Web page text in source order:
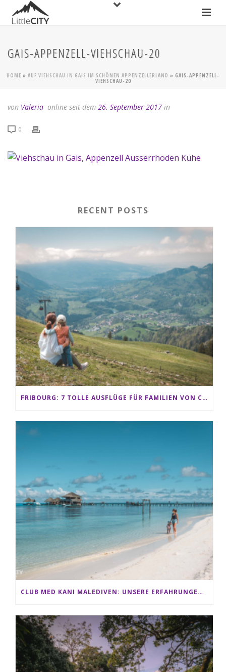
GAIS-APPENZELL-VIEHSCHAU-20
HOME » AUF VIEHSCHAU IN GAIS IM SCHÖNEN APPENZELLERLAND » GAIS-APPENZELL-
VIEHSCHAU-20
von Valeria online seit dem 26. September 2017 in
0
RECENT POSTS
FRIBOURG: 7 TOLLE AUSFLÜGE FÜR FAMILIEN VON CHARMEY BIS LES PACCOTS
CLUB MED KANI MALEDIVEN: UNSERE ERFAHRUNGEN IM ALL-INCLUSIVE PARADIES